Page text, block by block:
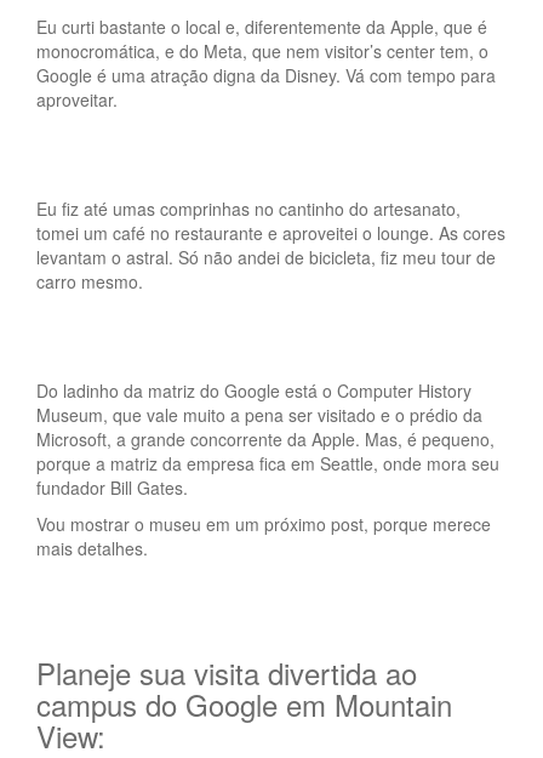
Eu curti bastante o local e, diferentemente da Apple, que é
monocromática, e do Meta, que nem visitor’s center tem, o
Google é uma atração digna da Disney. Vá com tempo para
aproveitar.
Eu fiz até umas comprinhas no cantinho do artesanato,
tomei um café no restaurante e aproveitei o lounge. As cores
levantam o astral. Só não andei de bicicleta, fiz meu tour de
carro mesmo.
Do ladinho da matriz do Google está o Computer History
Museum, que vale muito a pena ser visitado e o prédio da
Microsoft, a grande concorrente da Apple. Mas, é pequeno,
porque a matriz da empresa fica em Seattle, onde mora seu
fundador Bill Gates.
Vou mostrar o museu em um próximo post, porque merece
mais detalhes.
Planeje sua visita divertida ao
campus do Google em Mountain
View: